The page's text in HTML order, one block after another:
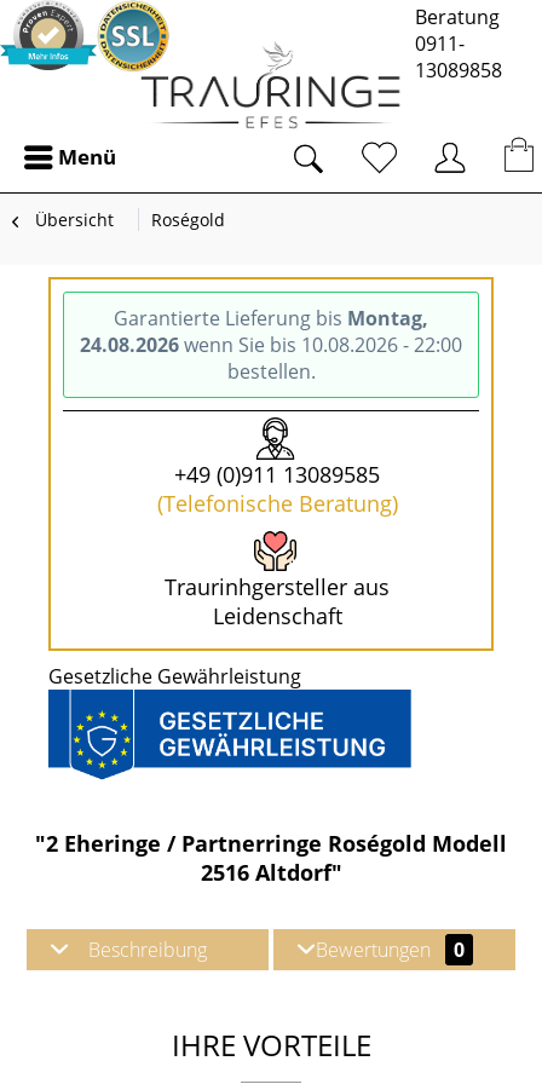
Beratung
0911-
13089858
Menü
Übersicht Roségold
Garantierte Lieferung bis Montag,
24.08.2026wenn Sie bis 10.08.2026 - 22:00
bestellen.
+49 (0)911 13089585
(Telefonische Beratung)
Traurinhgersteller aus
Leidenschaft
Gesetzliche Gewährleistung
"2 Eheringe / Partnerringe Roségold Modell
2516 Altdorf"
Beschreibung Bewertungen 0
IHRE VORTEILE